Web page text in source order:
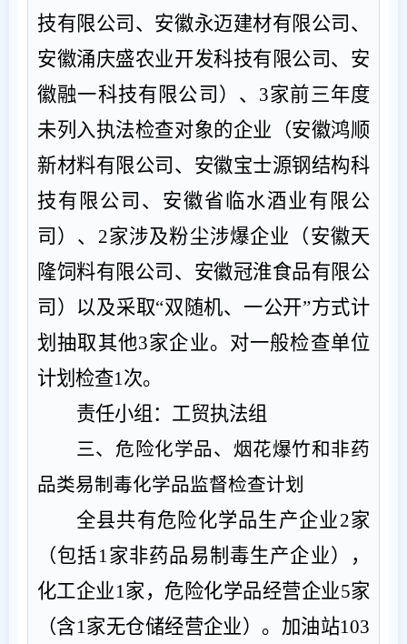
技有限公司、安徽永迈建材有限公司、
安徽涌庆盛农业开发科技有限公司、安
徽融一科技有限公司） 、 3家前三年度
未列入执法检查对象的企业 （安徽鸿顺
新材料有限公司、安徽宝士源钢结构科
技有限公司、安徽省临水酒业有限公
司） 、 2家涉及粉尘涉爆企业
（安徽天
隆饲料有限公司 、安徽冠淮食品有限公
司 ） 以及采取“双随机、一公开”方式计
划抽取其他3家企业。对一般检查单位
计划检查1 次。
责任小组：工贸执法组
三、危险化学品、烟花爆竹和非药
品类易制毒化学品监督检查计划
全县共有危险化学品生产企业2家
（包括1 家非药品易制毒生产企业），
化工企业1 家，危险化学品经营企业5家
（含1 家无仓储经营企业）。加油站103